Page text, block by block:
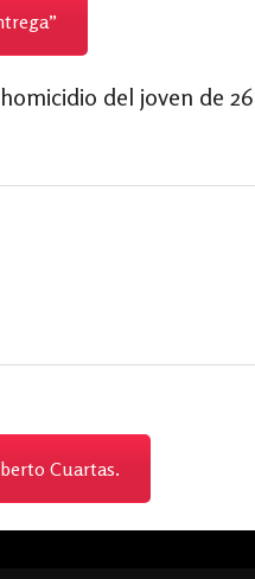
del joven de
Cuartas.